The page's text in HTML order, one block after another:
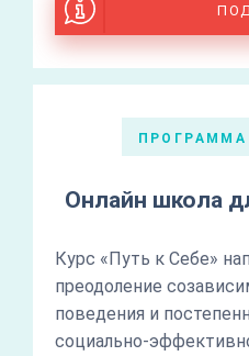
ПРОГРАММА
Онлайн школа
Курс «Путь к Себе»
преодоление
поведения и
социально-